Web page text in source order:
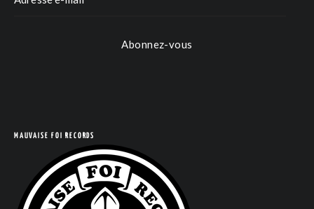
Abonnez-vous
MAUVAISE FOI RECORDS